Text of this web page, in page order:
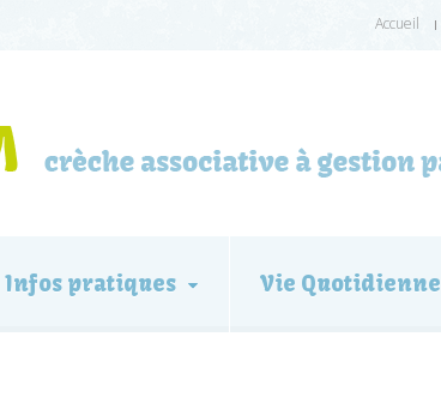
Accueil
Infos pratiques Vie Quotidienne